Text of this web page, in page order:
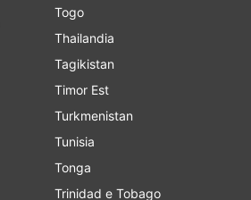
Togo
Thailandia
Tagikistan
Timor Est
Turkmenistan
Tunisia
Tonga
Trinidad e Tobago